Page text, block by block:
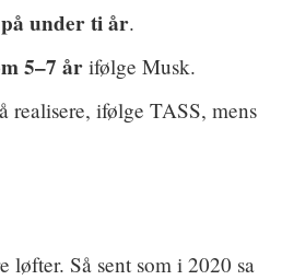
under ti år.
5–7 år ifølge Musk.
å realisere, ifølge TASS, mens
Så sent som i 2020 sa